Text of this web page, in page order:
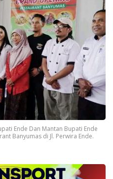
Ende Dan Mantan Bupati Ende
Banyumas di Jl. Perwira Ende.